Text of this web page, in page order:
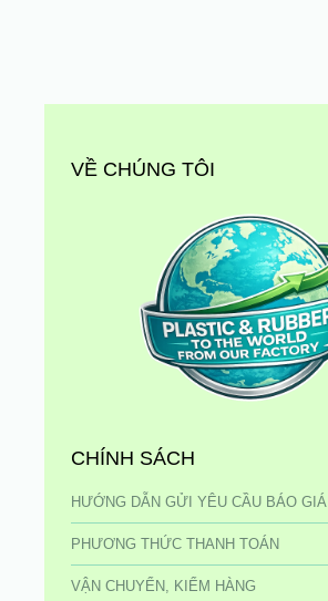
VỀ CHÚNG TÔI
CHÍNH SÁCH
HƯỚNG DẪN GỬI YÊU CẦU BÁO GIÁ
PHƯƠNG THỨC THANH TOÁN
VẬN CHUYỂN, KIỂM HÀNG